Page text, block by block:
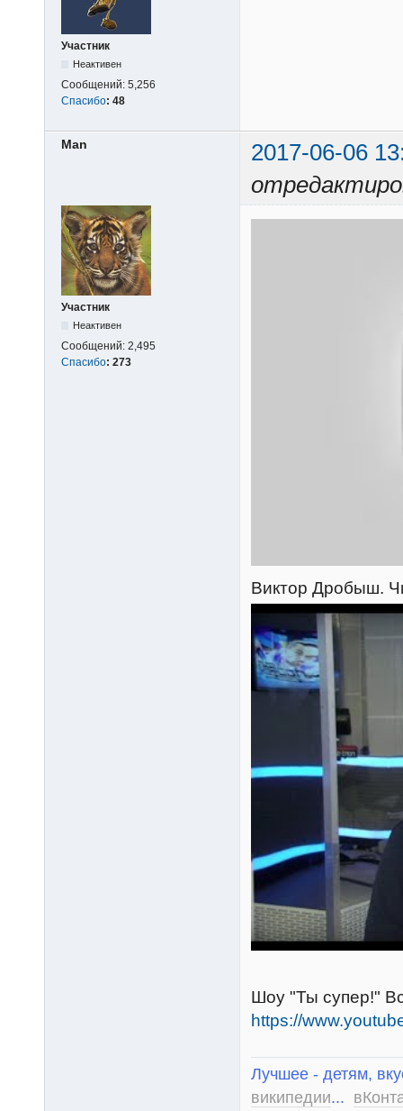
Участник
Неактивен
Сообщений: 5,256
Спасибо: 48
Man
2017-06-06
Участник
Неактивен
Сообщений: 2,495
Спасибо: 273
Виктор Дробыш.
Шоу "Ты супер!"
https://
Лучшее - детям,
википедии...